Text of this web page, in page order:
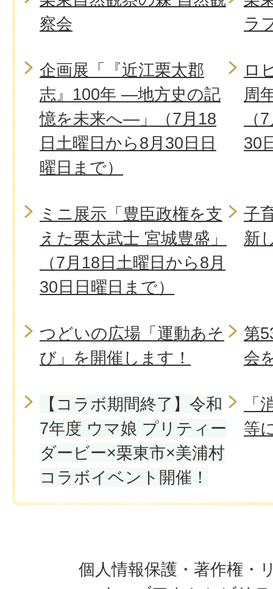
察会
ラ
企画展「『近江栗太郡
志』100年 ―地方史の記
憶を未来へ―」（7月18
日土曜日から8月30日日
曜日まで）
ロ
周
（
30
ミニ展示「豊臣政権を支
えた栗太武士 宮城豊盛」
（7月18日土曜日から8月
30日日曜日まで）
子
新
つどいの広場「運動あそ
び」を開催します！
第
会
【コラボ期間終了】令和
7年度 ウマ娘 プリティー
ダービー×栗東市×美浦村
コラボイベント開催！
「
等
個人情報保護・著作権・